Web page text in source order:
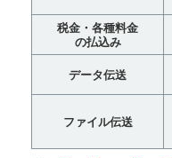
税金・各種料金
の払込み
データ伝送
ファイル伝送